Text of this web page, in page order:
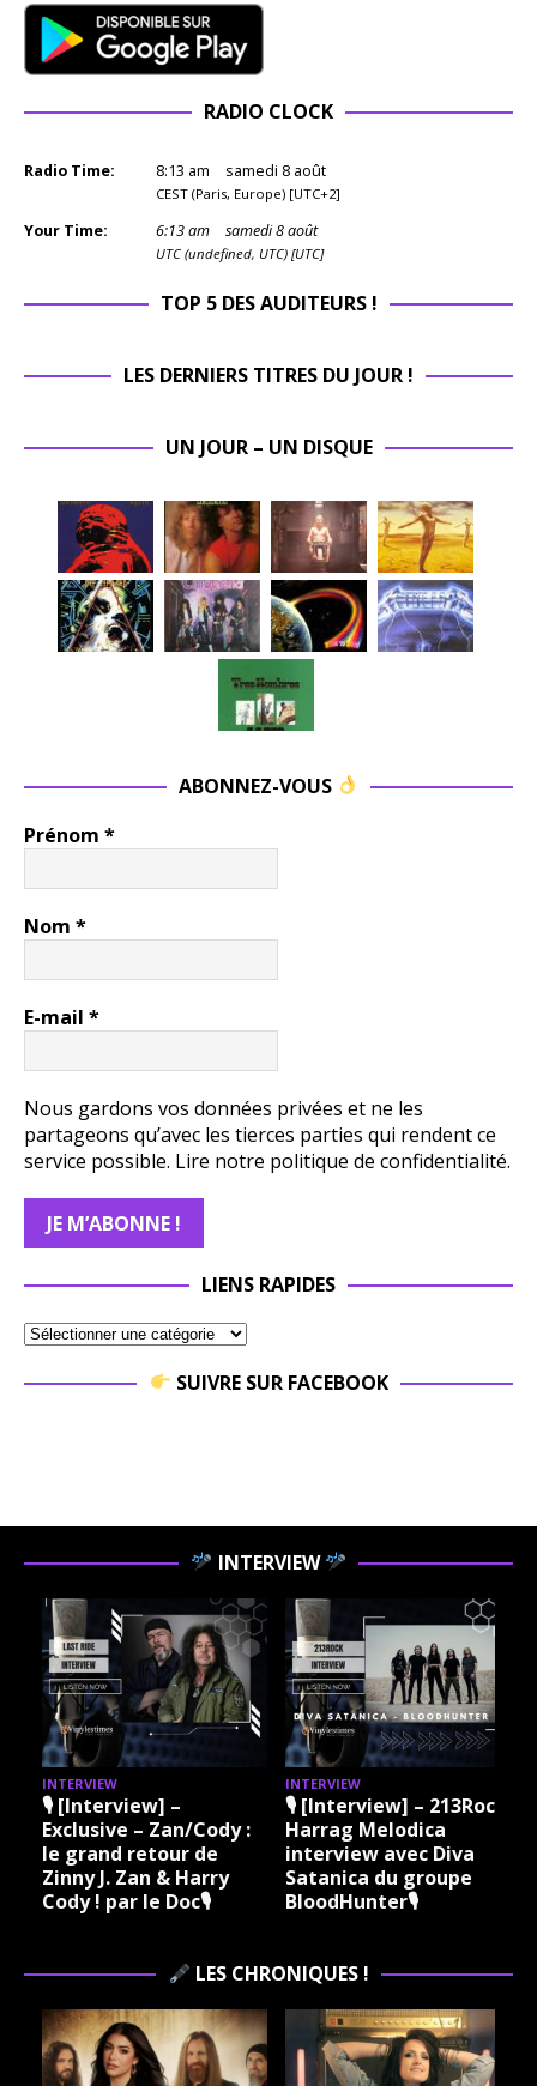
RADIO CLOCK
Radio Time: 8:13 am samedi 8 août
CEST (Paris, Europe) [UTC+2]
Your Time: 6:13am samedi 8 août
UTC (undefined, UTC) [UTC]
TOP 5 DES AUDITEURS !
LES DERNIERS TITRES DU JOUR !
UN JOUR – UN DISQUE
ABONNEZ-VOUS
Prénom *
Nom *
E-mail *
Nous gardons vos données privées et ne les
partageons qu’avec les tierces parties qui rendent ce
service possible. Lire notre politique de confidentialité.
LIENS RAPIDES
SUIVRE SUR FACEBOOK
INTERVIEW
INTERVIEW
🎙 [Interview] –
Exclusive – Zan/Cody :
le grand retour de
Zinny J. Zan & Harry
Cody ! par le Doc🎙
INTERVIEW
🎙 [Interview] – 213Rock
Harrag Melodica
interview avec Diva
Satanica du groupe
BloodHunter🎙
LES CHRONIQUES !